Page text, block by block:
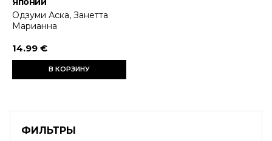
ФИЛЬТРЫ
Одзуми Аска, Занетта
Марианна
14.99 €
В КОРЗИНУ